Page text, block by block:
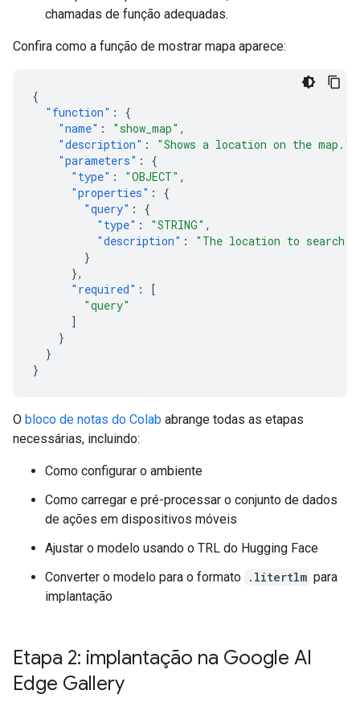
chamadas de função adequadas.
Confira como a função de mostrar mapa aparece:
{
"function" :
{
"name" : "show_map" ,
"description" : "Shows a location on the map."
"parameters" :
{
"type" : "OBJECT" ,
"properties" :
{
"query" :
{
"type" : "STRING" ,
"description" :
"The location to search
}
},
"required" :
[
"query"
]
}
}
}
O bloco de notas do Colab abrange todas as etapas
necessárias, incluindo:
Como configurar o ambiente
Como carregar e pré-processar o conjunto de dados
de ações em dispositivos móveis
Ajustar o modelo usando o TRL do Hugging Face
Converter o modelo para o formato .litertlm para
implantação
Etapa 2: implantação na Google AI
Edge Gallery